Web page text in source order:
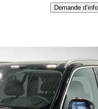
Demande d’info